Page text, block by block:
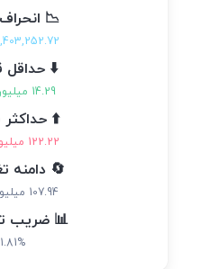
📉
15,403,252.72
⬇️
14.29 میلیون تومان
⬆️
122.22 میلیون تومان
🔄 دامنه
107.94 میلیون تومان
📊 ضریب